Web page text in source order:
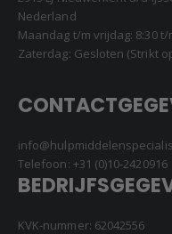
Nederland
Maandag t/m vrijdag: 8:30 t/
Zaterdag: Gesloten (Strikt
Telefoon: +31 (0)10-2420916
KVK-nummer: 62042556